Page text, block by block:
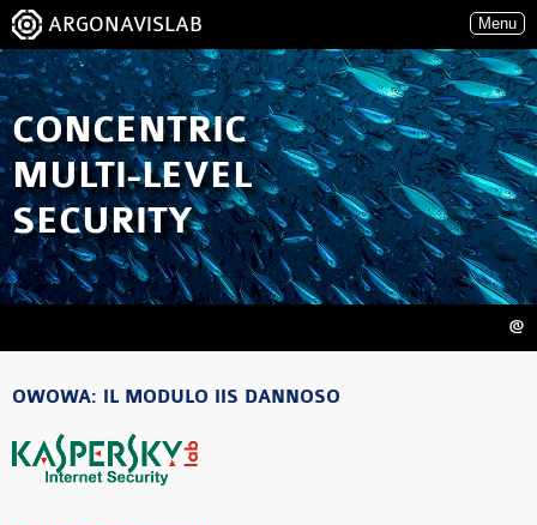
ARGONAVISLAB Menu
CONCENTRIC
MULTI-LEVEL
SECURITY
@
OWOWA: IL MODULO IIS DANNOSO